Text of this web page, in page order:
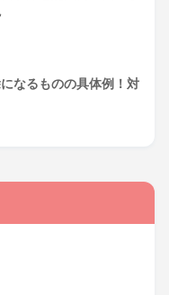
なるものの具体例！対